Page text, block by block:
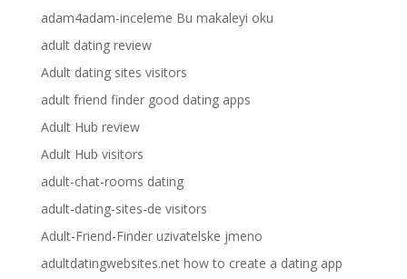
adam4adam-inceleme Bu makaleyi oku
adult dating review
Adult dating sites visitors
adult friend finder good dating apps
Adult Hub review
Adult Hub visitors
adult-chat-rooms dating
adult-dating-sites-de visitors
Adult-Friend-Finder uzivatelske jmeno
adultdatingwebsites.net how to create a dating app